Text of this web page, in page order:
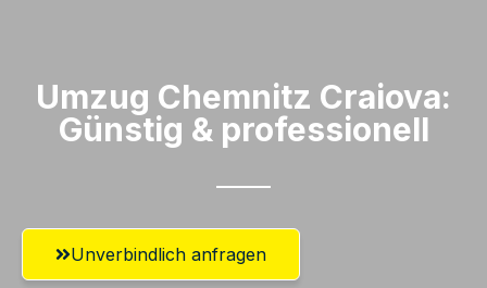
Umzug Chemnitz​ Craiova:
Günstig & professionell​
Unverbindlich anfragen